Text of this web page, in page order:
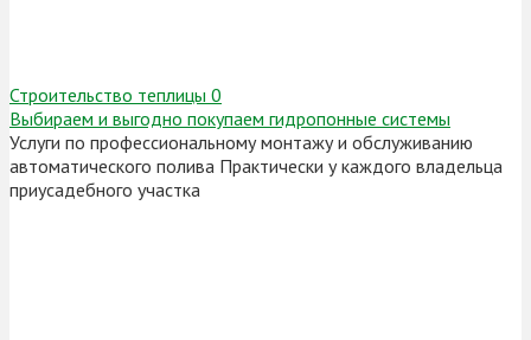
Строительство теплицы 0
Выбираем и выгодно покупаем гидропонные системы
Услуги по профессиональному монтажу и обслуживанию
автоматического полива Практически у каждого владельца
приусадебного участка